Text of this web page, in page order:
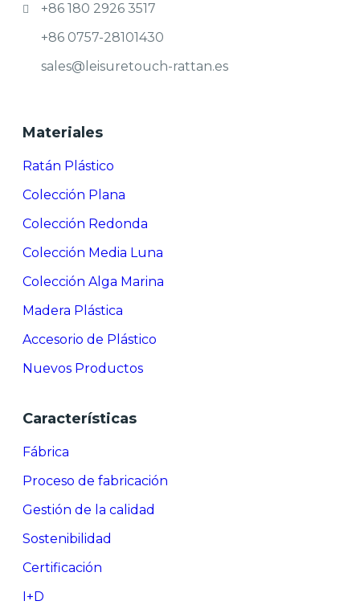
+86 180 2926 3517
+86 0757-28101430
sales@leisuretouch-rattan.es
Materiales
Ratán Plástico
Colección Plana
Colección Redonda
Colección Media Luna
Colección Alga Marina
Madera Plástica
Accesorio de Plástico
Nuevos Productos
Características
Fábrica
Proceso de fabricación
Gestión de la calidad
Sostenibilidad
Certificación
I+D